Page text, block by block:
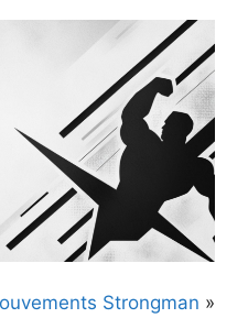
Strongman »